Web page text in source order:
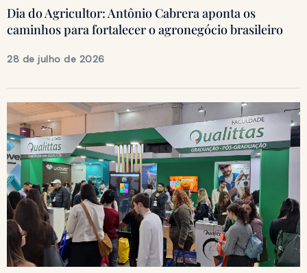
Dia do Agricultor: Antônio Cabrera aponta os
caminhos para fortalecer o agronegócio brasileiro
28 de julho de 2026